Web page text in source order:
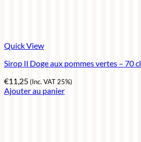
Quick View
Sirop Il Doge aux pommes vertes – 70 cl
€11,25(Inc. VAT 25%)
Ajouter au panier